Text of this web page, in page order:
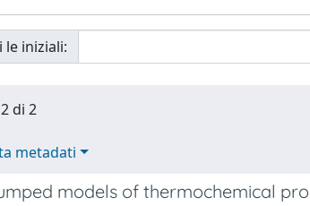
le iniziali:
di 2
metadati
models of thermochemical